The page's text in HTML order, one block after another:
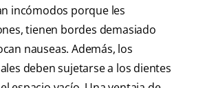
incómodos porque les
tienen bordes demasiado
nauseas. Además, los
deben sujetarse a los dientes